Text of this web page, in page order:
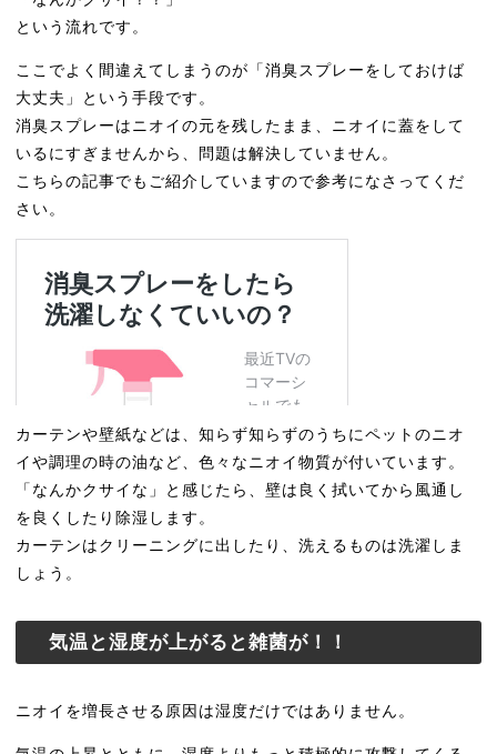
という流れです。
ここでよく間違えてしまうのが「消臭スプレーをしておけば
大丈夫」という手段です。
消臭スプレーはニオイの元を残したまま、ニオイに蓋をして
いるにすぎませんから、問題は解決していません。
こちらの記事でもご紹介していますので参考になさってくだ
さい。
カーテンや壁紙などは、知らず知らずのうちにペットのニオ
イや調理の時の油など、色々なニオイ物質が付いています。
「なんかクサイな」と感じたら、壁は良く拭いてから風通し
を良くしたり除湿します。
カーテンはクリーニングに出したり、洗えるものは洗濯しま
しょう。
気温と湿度が上がると雑菌が！！
ニオイを増長させる原因は湿度だけではありません。